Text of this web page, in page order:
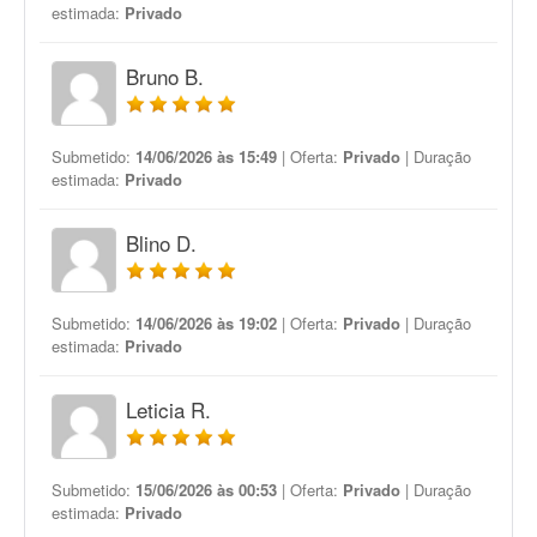
estimada: Privado
Bruno B.
Submetido: 14/06/2026 às 15:49 | Oferta: Privado | Duração
estimada: Privado
Blino D.
Submetido: 14/06/2026 às 19:02 | Oferta: Privado | Duração
estimada: Privado
Leticia R.
Submetido: 15/06/2026 às 00:53 | Oferta: Privado | Duração
estimada: Privado